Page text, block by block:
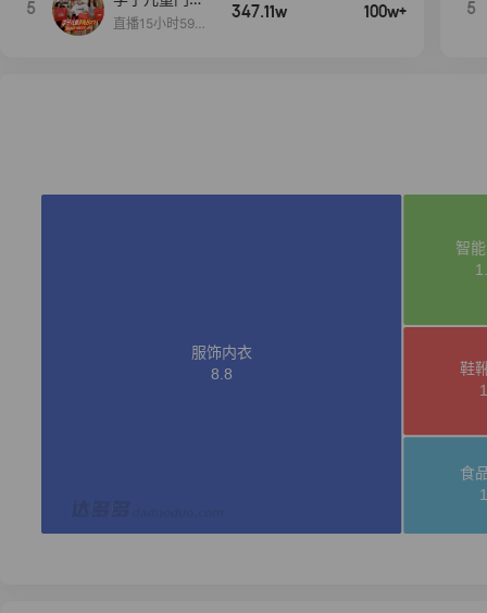
5
爆款赤兔8pr
直播15小时59
347.11w 100w+ 5